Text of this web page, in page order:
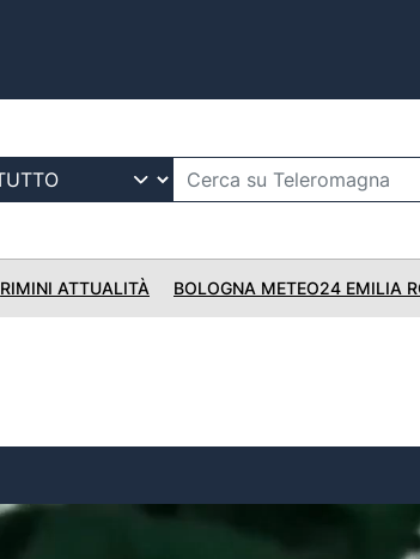
RIMINI ATTUALITÀ BOLOGNA METEO24 EMILIA